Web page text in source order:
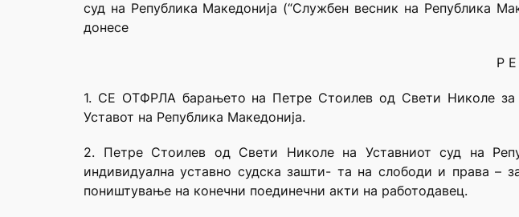
суд на Република Македонија (“Службен весник на Република
донесе
Р
1. СЕ ОТФРЛА барањето на Петре Стоилев од Свети Николе за
Уставот на Република Македонија.
2. Петре Стоилев од Свети Николе на Уставниот суд на
индивидуална уставно судска зашти- та на слободи и права –
поништување на конечни поединечни акти на работодавец.